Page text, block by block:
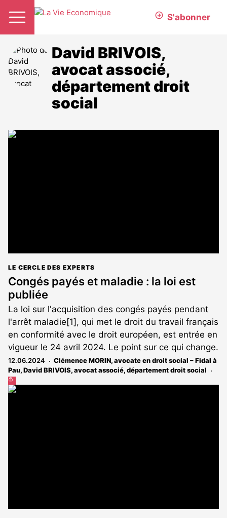
S'abonner
David BRIVOIS,
avocat associé,
département droit
social
LE CERCLE DES EXPERTS
Congés payés et maladie : la loi est
publiée
La loi sur l'acquisition des congés payés pendant
l'arrêt maladie[1], qui met le droit du travail français
en conformité avec le droit européen, est entrée en
vigueur le 24 avril 2024. Le point sur ce qui change.
12.06.2024
Clémence MORIN, avocate en droit social – Fidal à
Pau,David BRIVOIS, avocat associé, département droit social
Cet
article